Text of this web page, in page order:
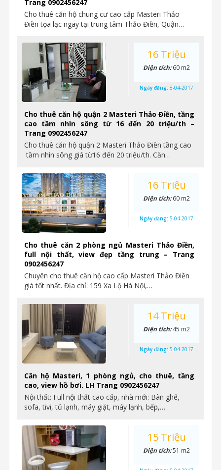
Trang 0902456247
Cho thuê căn hộ chung cư cao cấp Masteri Thảo
Điền tọa lạc ngay tại trung tâm Thảo Điền, Quận…
Cho thuê căn hộ quận 2 Masteri Thảo Điền, tầng
cao tầm nhìn sông từ 16 đến 20 triệu/th –
Trang 0902456247
Cho thuê căn hộ quận 2 Masteri Thảo Điền tầng cao
tầm nhìn sông giá từ16 đến 20 triệu/th. Căn…
16 Triệu
Diện tích:60 m2
Ngày đăng: 8-04-2017
Cho thuê căn 2 phòng ngủ Masteri Thảo Điền,
full nội thất, view đẹp tầng trung – Trang
0902456247
Chuyên cho thuê căn hộ cao cấp Masteri Thảo Điền
giá tốt nhất. Địa chỉ: 159 Xa Lộ Hà Nội,…
16 Triệu
Diện tích:60 m2
Ngày đăng: 5-04-2017
Căn hộ Masteri, 1 phòng ngủ, cho thuê, tầng
cao, view hồ bơi. LH Trang 0902456247
Nội thất: Full nội thất cao cấp, nhà mới: Bàn ghế,
sofa, tivi, tủ lạnh, máy giặt, máy lạnh, bếp,…
14 Triệu
Diện tích:45 m2
Ngày đăng: 5-04-2017
15 Triệu
Diện tích:51 m2